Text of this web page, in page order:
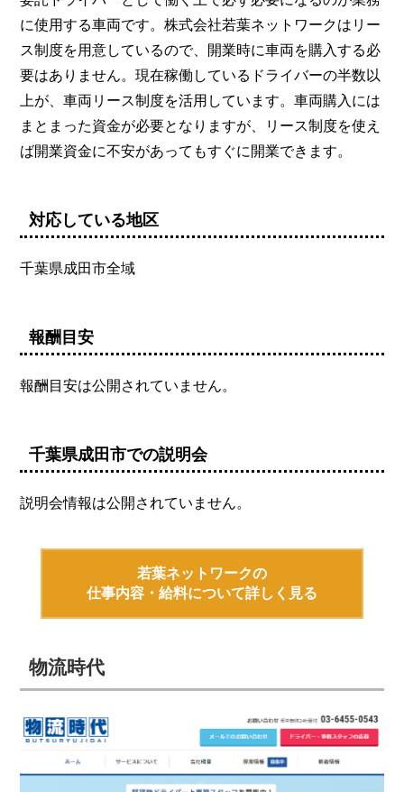
に使用する車両です。株式会社若葉ネットワークはリー
ス制度を用意しているので、開業時に車両を購入する必
要はありません。現在稼働しているドライバーの半数以
上が、車両リース制度を活用しています。車両購入には
まとまった資金が必要となりますが、リース制度を使え
ば開業資金に不安があってもすぐに開業できます。
対応している地区
千葉県成田市全域
報酬目安
報酬目安は公開されていません。
千葉県成田市での説明会
説明会情報は公開されていません。
若葉ネットワークの
仕事内容・給料について詳しく見る
物流時代